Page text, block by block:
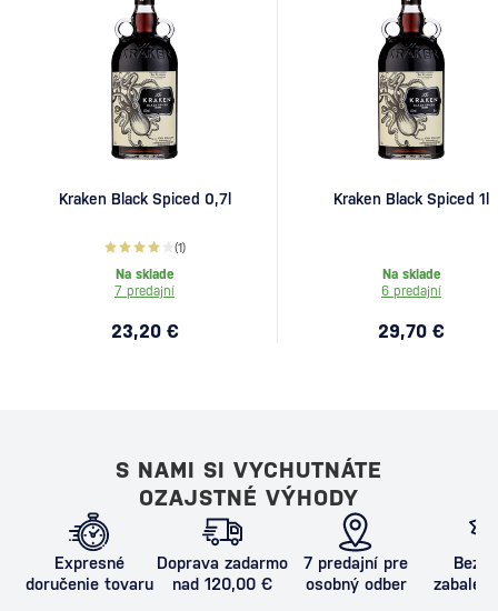
Kraken Black Spiced 0,7l
(1)
Na sklade
7 predajní
23,20 €
Kraken Black Spiced 1l
Na sklade
6 predajní
29,70 €
S NAMI SI VYCHUTNÁTE
OZAJSTNÉ VÝHODY
Expresné
doručenie tovaru
Doprava zadarmo
nad 120,00 €
7 predajní pre
osobný odber